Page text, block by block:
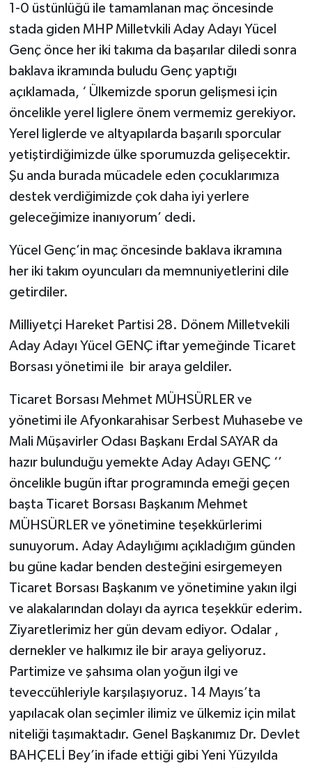
1-0 üstünlüğü ile tamamlanan maç öncesinde
stada giden MHP Milletvkili Aday Adayı Yücel
Genç önce her iki takıma da başarılar diledi sonra
baklava ikramında buludu Genç yaptığı
açıklamada, ‘ Ülkemizde sporun gelişmesi için
öncelikle yerel liglere önem vermemiz gerekiyor.
Yerel liglerde ve altyapılarda başarılı sporcular
yetiştirdiğimizde ülke sporumuzda gelişecektir.
Şu anda burada mücadele eden çocuklarımıza
destek verdiğimizde çok daha iyi yerlere
geleceğimize inanıyorum’ dedi.
Yücel Genç’in maç öncesinde baklava ikramına
her iki takım oyuncuları da memnuniyetlerini dile
getirdiler.
Milliyetçi Hareket Partisi 28. Dönem Milletvekili
Aday Adayı Yücel GENÇ iftar yemeğinde Ticaret
Borsası yönetimi ile bir araya geldiler.
Ticaret Borsası Mehmet MÜHSÜRLER ve
yönetimi ile Afyonkarahisar Serbest Muhasebe ve
Mali Müşavirler Odası Başkanı Erdal SAYAR da
hazır bulunduğu yemekte Aday Adayı GENÇ ‘’
öncelikle bugün iftar programında emeği geçen
başta Ticaret Borsası Başkanım Mehmet
MÜHSÜRLER ve yönetimine teşekkürlerimi
sunuyorum. Aday Adaylığımı açıkladığım günden
bu güne kadar benden desteğini esirgemeyen
Ticaret Borsası Başkanım ve yönetimine yakın ilgi
ve alakalarından dolayı da ayrıca teşekkür ederim.
Ziyaretlerimiz her gün devam ediyor. Odalar ,
dernekler ve halkımız ile bir araya geliyoruz.
Partimize ve şahsıma olan yoğun ilgi ve
teveccühleriyle karşılaşıyoruz. 14 Mayıs’ta
yapılacak olan seçimler ilimiz ve ülkemiz için milat
niteliği taşımaktadır. Genel Başkanımız Dr. Devlet
BAHÇELİ Bey’in ifade ettiği gibi Yeni Yüzyılda